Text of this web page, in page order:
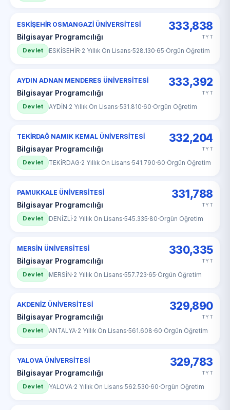
ESKİŞEHİR OSMANGAZİ ÜNİVERSİTESİ
Bilgisayar Programcılığı
333,838
TYT
Devlet ESKİSEHİR·2 Yıllık Ön Lisans·528.130·65·Örgün Öğretim
AYDIN ADNAN MENDERES ÜNİVERSİTESİ
Bilgisayar Programcılığı
333,392
TYT
Devlet AYDİN·2 Yıllık Ön Lisans·531.810·60·Örgün Öğretim
TEKİRDAĞ NAMIK KEMAL ÜNİVERSİTESİ
Bilgisayar Programcılığı
332,204
TYT
Devlet TEKİRDAG·2 Yıllık Ön Lisans·541.790·60·Örgün Öğretim
PAMUKKALE ÜNİVERSİTESİ
Bilgisayar Programcılığı
331,788
TYT
Devlet DENİZLİ·2 Yıllık Ön Lisans·545.335·80·Örgün Öğretim
MERSİN ÜNİVERSİTESİ
Bilgisayar Programcılığı
330,335
TYT
Devlet MERSİN·2 Yıllık Ön Lisans·557.723·65·Örgün Öğretim
AKDENİZ ÜNİVERSİTESİ
Bilgisayar Programcılığı
329,890
TYT
Devlet ANTALYA·2 Yıllık Ön Lisans·561.608·60·Örgün Öğretim
YALOVA ÜNİVERSİTESİ
Bilgisayar Programcılığı
329,783
TYT
Devlet YALOVA·2 Yıllık Ön Lisans·562.530·60·Örgün Öğretim